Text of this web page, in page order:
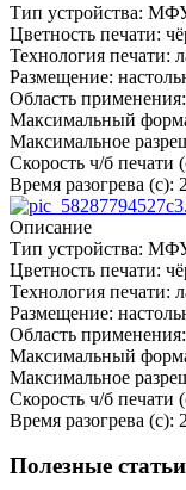
Тип устройства:
Цветность печати:
Технология печати:
Размещение:
Область
Максимальный
Максимальное
Скорость ч/б печати
Время разогрева (c):
Описание
Тип устройства:
Цветность печати:
Технология печати:
Размещение:
Область
Максимальный
Максимальное
Скорость ч/б печати
Время разогрева (c):
Полезные статьи